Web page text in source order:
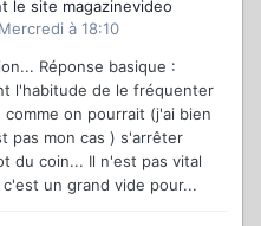
le site magazinevideo
Mercredi à 18:10
Réponse basique :
l'habitude de le fréquenter
on pourrait (j'ai bien
pas mon cas ) s'arrêter
du coin... Il n'est pas vital
un grand vide pour...